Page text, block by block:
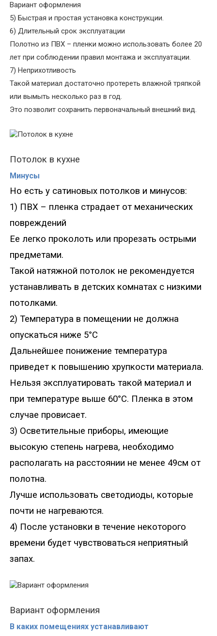
Вариант оформления
5) Быстрая и простая установка конструкции.
6) Длительный срок эксплуатации
Полотно из ПВХ – пленки можно использовать более 20
лет при соблюдении правил монтажа и эксплуатации.
7) Неприхотливость
Такой материал достаточно протереть влажной тряпкой
или вымыть несколько раз в год.
Это позволит сохранить первоначальный внешний вид.
Потолок в кухне
Минусы
Но есть у сатиновых потолков и минусов:
1) ПВХ – пленка страдает от механических
повреждений
Ее легко проколоть или прорезать острыми
предметами.
Такой натяжной потолок не рекомендуется
устанавливать в детских комнатах с низкими
потолками.
2) Температура в помещении не должна
опускаться ниже 5°С
Дальнейшее понижение температура
приведет к повышению хрупкости материала.
Нельзя эксплуатировать такой материал и
при температуре выше 60°С. Пленка в этом
случае провисает.
3) Осветительные приборы, имеющие
высокую степень нагрева, необходимо
располагать на расстоянии не менее 49см от
полотна.
Лучше использовать светодиоды, которые
почти не нагреваются.
4) После установки в течение некоторого
времени будет чувствоваться неприятный
запах.
Вариант оформления
В каких помещениях устанавливают